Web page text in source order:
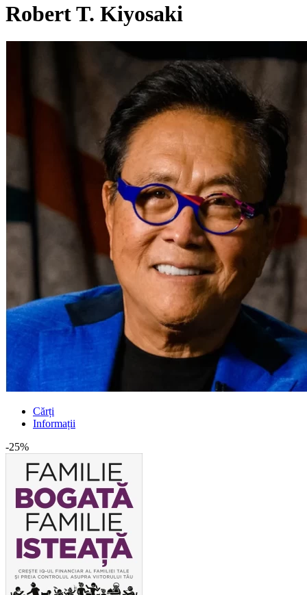
Robert T. Kiyosaki
Cărți
Informații
-25%